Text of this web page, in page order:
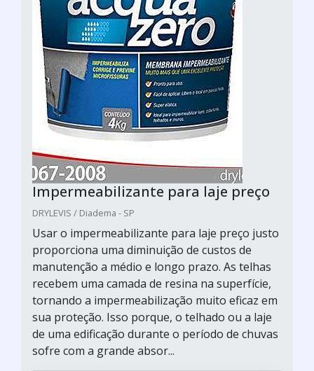
Impermeabilizante para laje preço
DRYLEVIS / Diadema - SP
Usar o impermeabilizante para laje preço justo
proporciona uma diminuição de custos de
manutenção a médio e longo prazo. As telhas
recebem uma camada de resina na superfície,
tornando a impermeabilização muito eficaz em
sua proteção. Isso porque, o telhado ou a laje
de uma edificação durante o período de chuvas
sofre com a grande absor...